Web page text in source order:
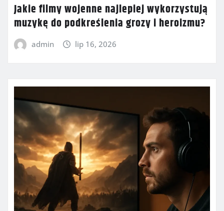
Jakie filmy wojenne najlepiej wykorzystują
muzykę do podkreślenia grozy i heroizmu?
admin lip 16, 2026